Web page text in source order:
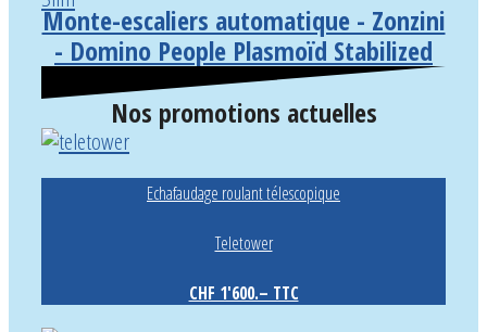
Monte-escaliers automatique - Zonzini
- Domino People Plasmoïd Stabilized
Nos promotions actuelles
Echafaudage roulant télescopique
Teletower
CHF 1'600.– TTC